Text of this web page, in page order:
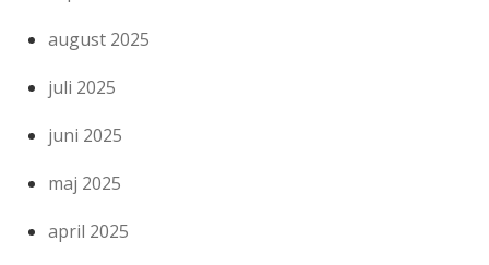
august 2025
juli 2025
juni 2025
maj 2025
april 2025